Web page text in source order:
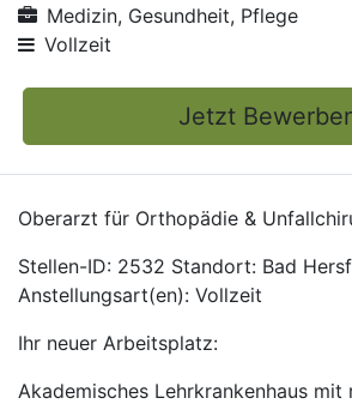
Medizin, Gesundheit, Pflege
Vollzeit
Jetzt
Oberarzt für Orthopädie &
Stellen-ID: 2532 Standort: Bad
Anstellungsart(en): Vollzeit
Ihr neuer Arbeitsplatz:
Akademisches Lehrkrankenhaus